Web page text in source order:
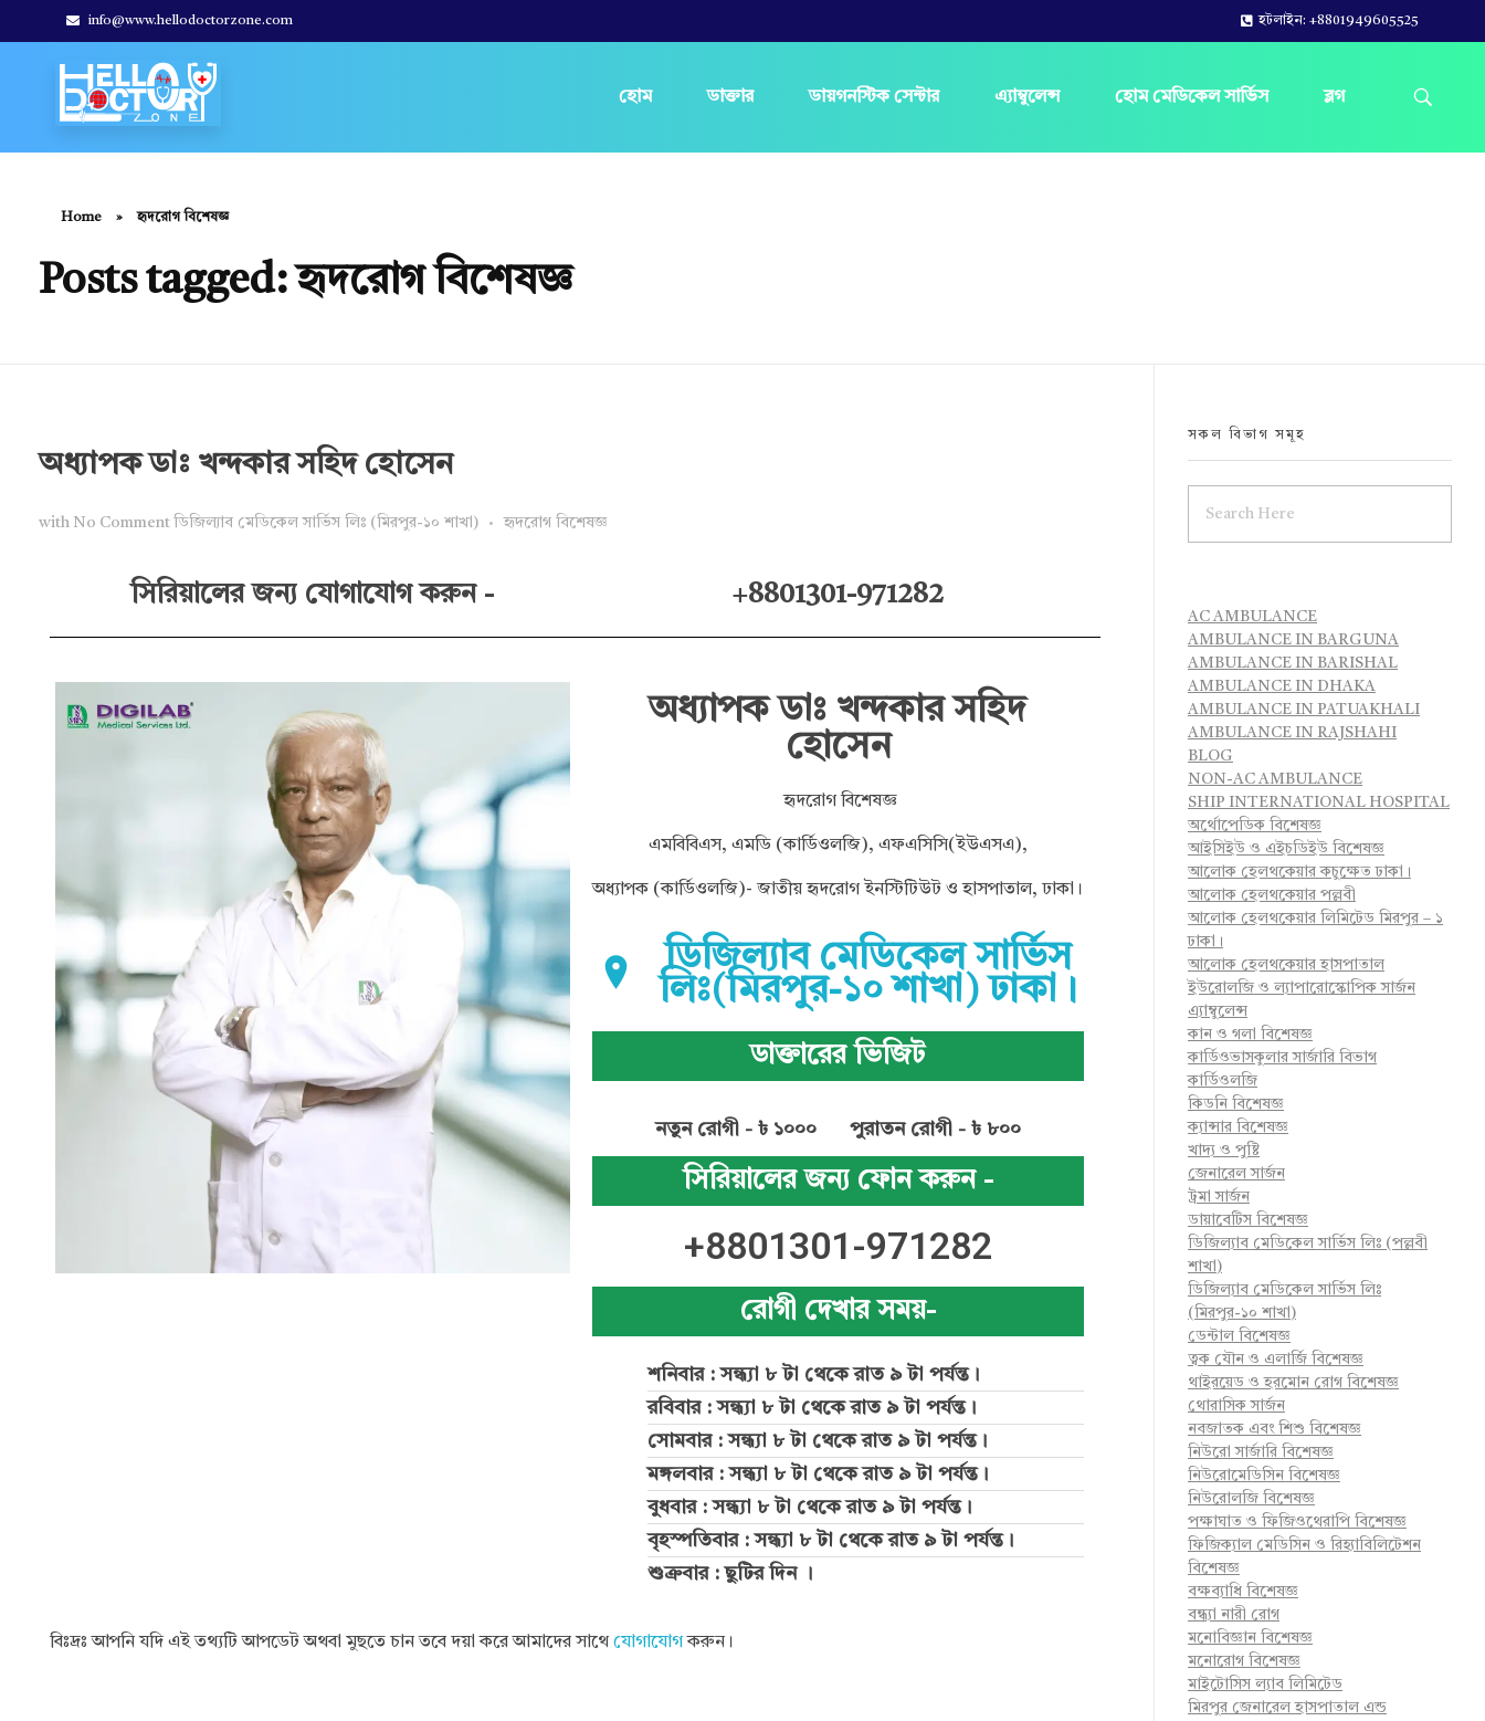
info@www.hellodoctorzone.com হটলাইন: +8801949605525
হোম ডাক্তার ডায়গনস্টিক সেন্টার এ্যাম্বুলেন্স হোম মেডিকেল সার্ভিস ব্লগ
Home » হৃদরোগ বিশেষজ্ঞ
Posts tagged: হৃদরোগ বিশেষজ্ঞ
অধ্যাপক ডাঃ খন্দকার সহিদ হোসেন
with No Comment ডিজিল্যাব মেডিকেল সার্ভিস লিঃ (মিরপুর-১০ শাখা) হৃদরোগ বিশেষজ্ঞ
সিরিয়ালের জন্য যোগাযোগ করুন - +8801301-971282
অধ্যাপক ডাঃ খন্দকার সহিদ
হোসেন
হৃদরোগ বিশেষজ্ঞ
এমবিবিএস, এমডি (কার্ডিওলজি), এফএসিসি(ইউএসএ),
অধ্যাপক (কার্ডিওলজি)- জাতীয় হৃদরোগ ইনস্টিটিউট ও হাসপাতাল, ঢাকা।
ডিজিল্যাব মেডিকেল সার্ভিস
লিঃ(মিরপুর-১০ শাখা) ঢাকা।
ডাক্তারের ভিজিট
নতুন রোগী - ৳ ১০০০ পুরাতন রোগী - ৳ ৮০০
সিরিয়ালের জন্য ফোন করুন -
+8801301-971282
রোগী দেখার সময়-
শনিবার : সন্ধ্যা ৮ টা থেকে রাত ৯ টা পর্যন্ত।
রবিবার : সন্ধ্যা ৮ টা থেকে রাত ৯ টা পর্যন্ত।
সোমবার : সন্ধ্যা ৮ টা থেকে রাত ৯ টা পর্যন্ত।
মঙ্গলবার : সন্ধ্যা ৮ টা থেকে রাত ৯ টা পর্যন্ত।
বুধবার : সন্ধ্যা ৮ টা থেকে রাত ৯ টা পর্যন্ত।
বৃহস্পতিবার : সন্ধ্যা ৮ টা থেকে রাত ৯ টা পর্যন্ত।
শুক্রবার : ছুটির দিন ।
বিঃদ্রঃ আপনি যদি এই তথ্যটি আপডেট অথবা মুছতে চান তবে দয়া করে আমাদের সাথে যোগাযোগকরুন।
সকল বিভাগ সমূহ
AC AMBULANCE
AMBULANCE IN BARGUNA
AMBULANCE IN BARISHAL
AMBULANCE IN DHAKA
AMBULANCE IN PATUAKHALI
AMBULANCE IN RAJSHAHI
BLOG
NON-AC AMBULANCE
SHIP INTERNATIONAL HOSPITAL
অর্থোপেডিক বিশেষজ্ঞ
আইসিইউ ও এইচডিইউ বিশেষজ্ঞ
আলোক হেলথকেয়ার কচুক্ষেত ঢাকা।
আলোক হেলথকেয়ার পল্লবী
আলোক হেলথকেয়ার লিমিটেড মিরপুর – ১
ঢাকা।
আলোক হেলথকেয়ার হাসপাতাল
ইউরোলজি ও ল্যাপারোস্কোপিক সার্জন
এ্যাম্বুলেন্স
কান ও গলা বিশেষজ্ঞ
কার্ডিওভাসকুলার সার্জারি বিভাগ
কার্ডিওলজি
কিডনি বিশেষজ্ঞ
ক্যান্সার বিশেষজ্ঞ
খাদ্য ও পুষ্টি
জেনারেল সার্জন
ট্রমা সার্জন
ডায়াবেটিস বিশেষজ্ঞ
ডিজিল্যাব মেডিকেল সার্ভিস লিঃ (পল্লবী
শাখা)
ডিজিল্যাব মেডিকেল সার্ভিস লিঃ
(মিরপুর-১০ শাখা)
ডেন্টাল বিশেষজ্ঞ
ত্বক যৌন ও এলার্জি বিশেষজ্ঞ
থাইরয়েড ও হরমোন রোগ বিশেষজ্ঞ
থোরাসিক সার্জন
নবজাতক এবং শিশু বিশেষজ্ঞ
নিউরো সার্জারি বিশেষজ্ঞ
নিউরোমেডিসিন বিশেষজ্ঞ
নিউরোলজি বিশেষজ্ঞ
পক্ষাঘাত ও ফিজিওথেরাপি বিশেষজ্ঞ
ফিজিক্যাল মেডিসিন ও রিহ্যাবিলিটেশন
বিশেষজ্ঞ
বক্ষব্যাধি বিশেষজ্ঞ
বন্ধ্যা নারী রোগ
মনোবিজ্ঞান বিশেষজ্ঞ
মনোরোগ বিশেষজ্ঞ
মাইটোসিস ল্যাব লিমিটেড
মিরপুর জেনারেল হাসপাতাল এন্ড